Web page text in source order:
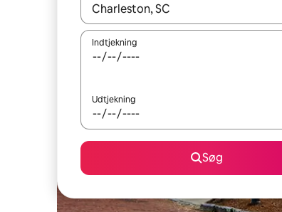
Når resultaterne er tilgængelige, skal du
Indtjekning
Udtjekning
Søg